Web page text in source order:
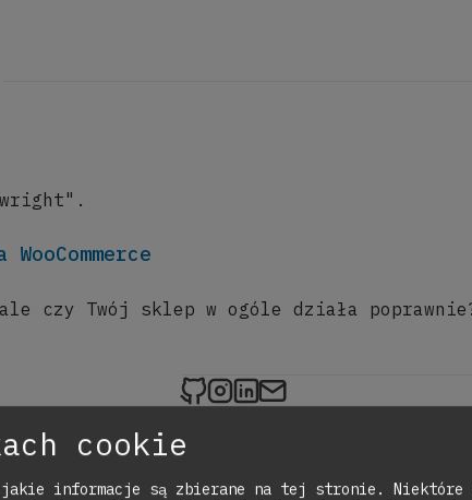
czy Twój sklep w ogóle działa
zadorozny.rocks on Github
zadorozny.rocks on
zadorozny.rocks on
Send an email to
cookie
informacje są zbierane na tej stronie. Niektóre